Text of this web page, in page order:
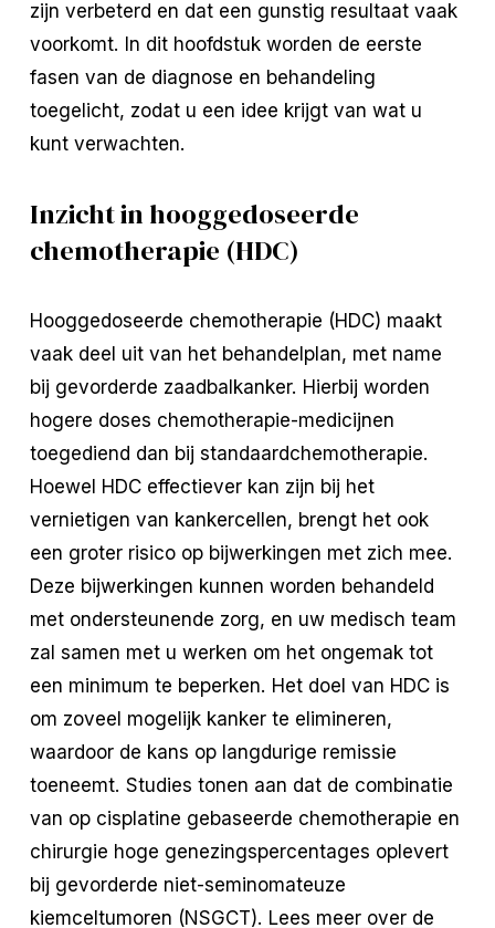
zijn verbeterd en dat een gunstig resultaat vaak
voorkomt. In dit hoofdstuk worden de eerste
fasen van de diagnose en behandeling
toegelicht, zodat u een idee krijgt van wat u
kunt verwachten.
Inzicht in hooggedoseerde
chemotherapie (HDC)
Hooggedoseerde chemotherapie (HDC) maakt
vaak deel uit van het behandelplan, met name
bij gevorderde zaadbalkanker. Hierbij worden
hogere doses chemotherapie-medicijnen
toegediend dan bij standaardchemotherapie.
Hoewel HDC effectiever kan zijn bij het
vernietigen van kankercellen, brengt het ook
een groter risico op bijwerkingen met zich mee.
Deze bijwerkingen kunnen worden behandeld
met ondersteunende zorg, en uw medisch team
zal samen met u werken om het ongemak tot
een minimum te beperken. Het doel van HDC is
om zoveel mogelijk kanker te elimineren,
waardoor de kans op langdurige remissie
toeneemt. Studies tonen aan dat de combinatie
van op cisplatine gebaseerde chemotherapie en
chirurgie hoge genezingspercentages oplevert
bij gevorderde niet-seminomateuze
kiemceltumoren (NSGCT). Lees meer over de